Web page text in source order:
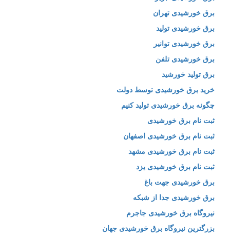
برق خورشیدی تهران
برق خورشیدی تولید
برق خورشیدی توانیر
برق خورشیدی تلفن
برق تولید خورشید
خرید برق خورشیدی توسط دولت
چگونه برق خورشیدی تولید کنیم
ثبت نام برق خورشیدی
ثبت نام برق خورشیدی اصفهان
ثبت نام برق خورشیدی مشهد
ثبت نام برق خورشیدی یزد
برق خورشیدی جهت باغ
برق خورشیدی جدا از شبکه
نیروگاه برق خورشیدی جاجرم
بزرگترین نیروگاه برق خورشیدی جهان